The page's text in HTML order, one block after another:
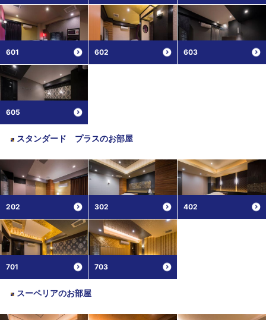
601 602 603
605
スタンダード プラスのお部屋
202 302 402
701 703
スーペリアのお部屋